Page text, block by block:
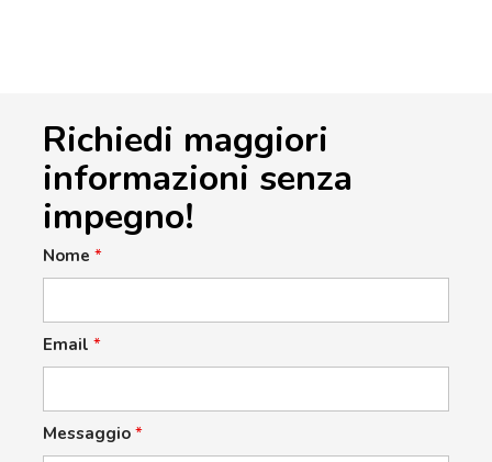
Richiedi maggiori
informazioni senza
impegno!
Nome *
Email *
Messaggio *